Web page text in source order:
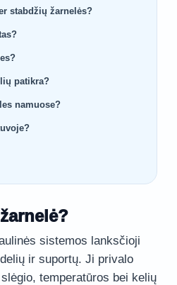
stabdžių žarnelės?
patikra?
namuose?
sistemos lanksčioji
ir suportų. Ji privalo
temperatūros bei kelių